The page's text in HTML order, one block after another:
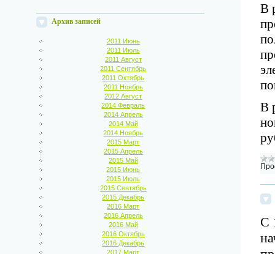
Архив записей
2011 Июнь
2011 Июль
2011 Август
2011 Сентябрь
2011 Октябрь
2011 Ноябрь
2012 Август
2014 Февраль
2014 Апрель
2014 Май
2014 Ноябрь
2015 Март
2015 Апрель
2015 Май
2015 Июнь
2015 Июль
2015 Сентябрь
2015 Декабрь
2016 Март
2016 Апрель
2016 Май
2016 Октябрь
2016 Декабрь
2017 Март
В
В
С